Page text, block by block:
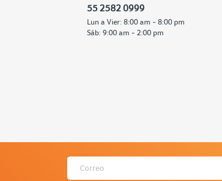
55 2582 0999
Lun a Vier: 8:00 am - 8:00 pm
Sáb: 9:00 am - 2:00 pm